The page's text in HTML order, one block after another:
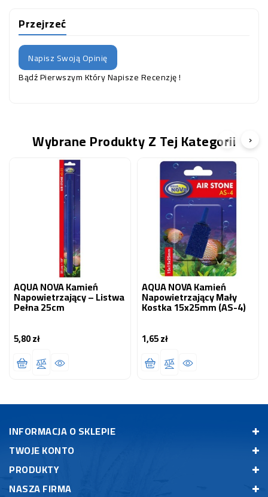
Przejrzeć
Napisz Swoją Opinię
Bądź Pierwszym Który Napisze Recenzję !
Wybrane Produkty Z Tej Kategorii
AQUA NOVA Kamień
Napowietrzający – Listwa
Pełna 25cm
5,80 złCena
AQUA NOVA Kamień
Napowietrzający Mały
Kostka 15x25mm (AS-4)
1,65 złCena
‹ ›
INFORMACJA O SKLEPIE
TWOJE KONTO
PRODUKTY
NASZA FIRMA